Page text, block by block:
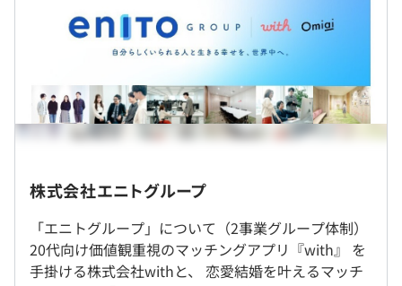
ト機能や通話機能など、マッチング後のコミュニケーショ
ンを強化することで、満⾜度を⾼める取り組みを行ってい
■マッチングアプリ『Omiai』
・AI活用本人確認システムの導入
・セキュリティ対策
外部通信セキュリティ強化、データ分離、個人情報の削
除、PRJ毎/定期的な脆弱性診断実施
約9割程度の従業員が「リモート」で業務をおこなってお
ります。
年俸制（毎月12分の1を支給）
└月給 667,000円〜834,000円／月
└基本給 496,000円〜620,000円／月
└業務手当 171,000円〜214,000円／月
※45時間相当の固定割増賃金（超過分別途支給）
含む）に対して手当を支給
株式会社エニトグループ
「エニトグループ」について（2事業グループ体制）
20代向け価値観重視のマッチングアプリ『with』 を
手掛ける株式会社withと、 恋愛結婚を叶えるマッチ